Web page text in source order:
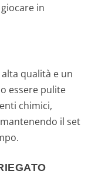
in
qualità e un
essere pulite
chimici,
il set